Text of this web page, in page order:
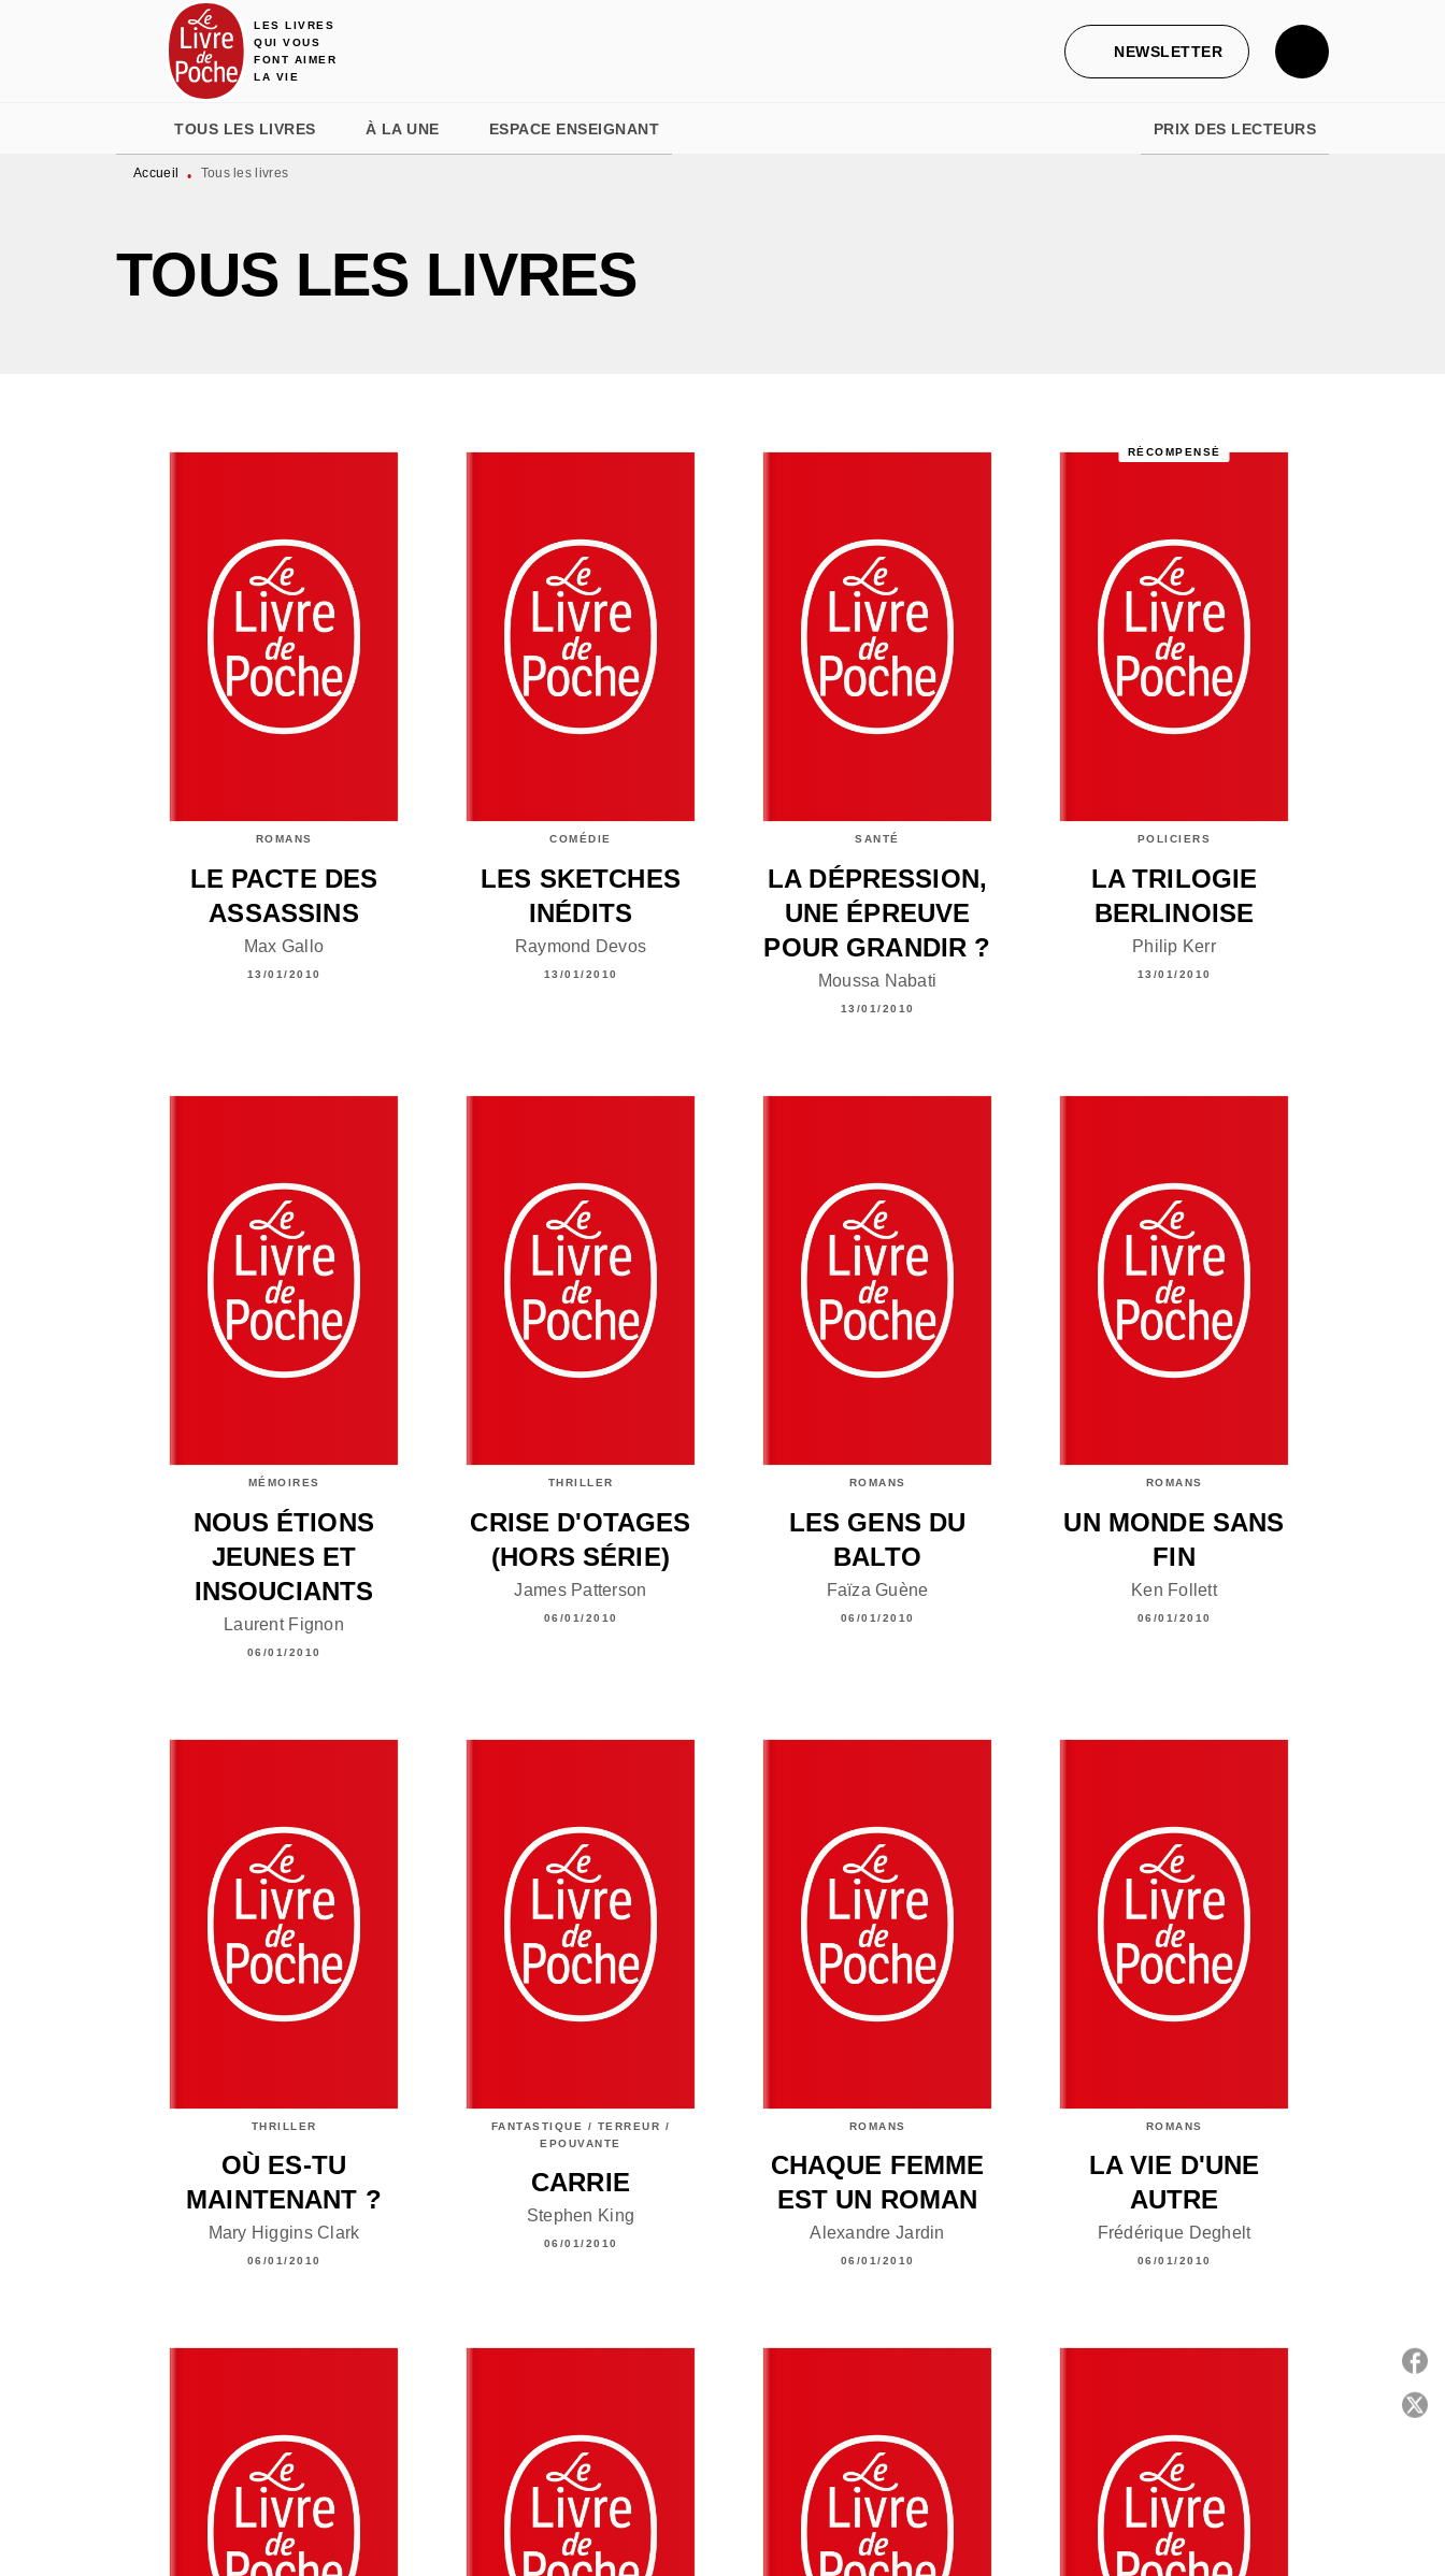
MENU RECHERCHE
LES LIVRES
QUI VOUS
FONT AIMER
LA VIE
NEWSLETTER
TOUS LES LIVRES À LA UNE ESPACE ENSEIGNANT PRIX DES LECTEURS
Accueil • Tous les livres
TOUS LES LIVRES
ROMANS
LE PACTE DES
ASSASSINS
Max Gallo
13/01/2010
COMÉDIE
LES SKETCHES
INÉDITS
Raymond Devos
13/01/2010
SANTÉ
LA DÉPRESSION,
UNE ÉPREUVE
POUR GRANDIR ?
Moussa Nabati
13/01/2010
RÉCOMPENSÉ
POLICIERS
LA TRILOGIE
BERLINOISE
Philip Kerr
13/01/2010
MÉMOIRES
NOUS ÉTIONS
JEUNES ET
INSOUCIANTS
Laurent Fignon
06/01/2010
THRILLER
CRISE D'OTAGES
(HORS SÉRIE)
James Patterson
06/01/2010
ROMANS
LES GENS DU
BALTO
Faïza Guène
06/01/2010
ROMANS
UN MONDE SANS
FIN
Ken Follett
06/01/2010
THRILLER
OÙ ES-TU
MAINTENANT ?
Mary Higgins Clark
06/01/2010
FANTASTIQUE / TERREUR /
EPOUVANTE
CARRIE
Stephen King
06/01/2010
ROMANS
CHAQUE FEMME
EST UN ROMAN
Alexandre Jardin
06/01/2010
ROMANS
LA VIE D'UNE
AUTRE
Frédérique Deghelt
06/01/2010